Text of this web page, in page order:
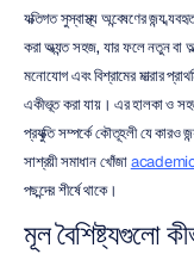
ব্যক্তিগত সুস্বাস্থ্য অন্বেষণের জন্য
করা অত্যন্ত সহজ, যার ফলে নতুন বা
মনোযোগ এবং বিশ্রামের মাত্রার
একীভূত করা যায়। এর হালকা ও
প্রযুক্তি সম্পর্কে কৌতূহলী যে কারও
সাশ্রয়ী সমাধান খোঁজা
পছন্দের শীর্ষে থাকে।
মূল বৈশিষ্ট্যগুলো